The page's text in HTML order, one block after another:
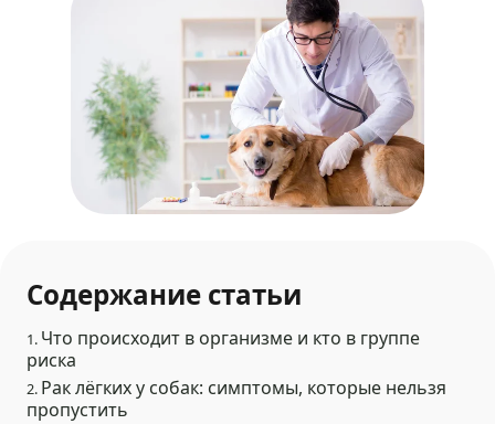
Содержание статьи
1. Что происходит в организме и кто в группе
риска
2. Рак лёгких у собак: симптомы, которые нельзя
пропустить